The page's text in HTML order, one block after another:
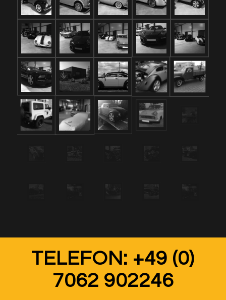
TELEFON: +49 (0)
7062 902246